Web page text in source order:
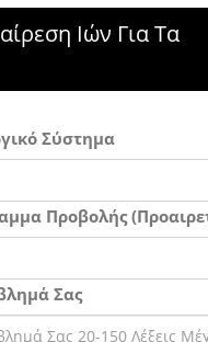
Ιών Για Τα
Σύστημα
Προβολής
Σας